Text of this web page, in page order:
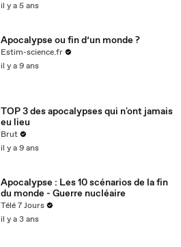
il y a 5 ans
Apocalypse ou fin d’un monde ?
Estim-science.fr
il y a 9 ans
TOP 3 des apocalypses qui n'ont jamais
eu lieu
Brut
il y a 9 ans
Apocalypse : Les 10 scénarios de la fin
du monde - Guerre nucléaire
Télé 7 Jours
il y a 3 ans